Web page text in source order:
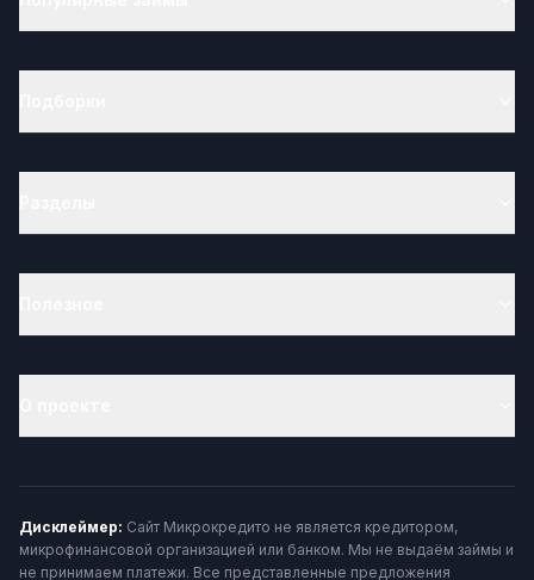
Дисклеймер: Сайт Микрокредито не является кредитором,
микрофинансовой организацией или банком. Мы не выдаём займы и
не принимаем платежи. Все представленные предложения